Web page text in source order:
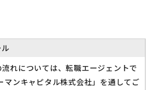
れについては、転職エージェントで
マンキャピタル株式会社」を通してご